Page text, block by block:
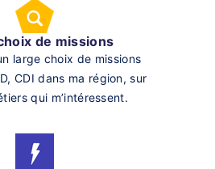
de missions
large choix de missions
CDI dans ma région, sur
qui m’intéressent.